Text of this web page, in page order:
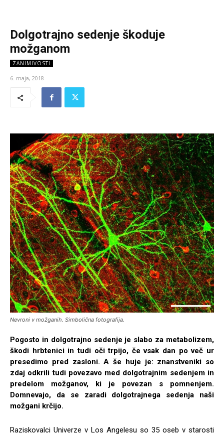
Dolgotrajno sedenje škoduje
možganom
ZANIMIVOSTI
6. maja, 2018
Nevroni v možganih. Simbolična fotografija.
Pogosto in dolgotrajno sedenje je slabo za metabolizem,
škodi hrbtenici in tudi oči trpijo, če vsak dan po več ur
presedimo pred zasloni. A še huje je: znanstveniki so
zdaj odkrili tudi povezavo med dolgotrajnim sedenjem in
predelom možganov, ki je povezan s pomnenjem.
Domnevajo, da se zaradi dolgotrajnega sedenja naši
možgani krčijo.
Raziskovalci Univerze v Los Angelesu so 35 oseb v starosti